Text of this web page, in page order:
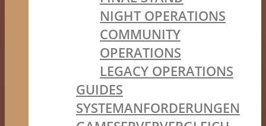
NIGHT OPERATIONS
COMMUNITY
OPERATIONS
LEGACY OPERATIONS
GUIDES
SYSTEMANFORDERUNGEN